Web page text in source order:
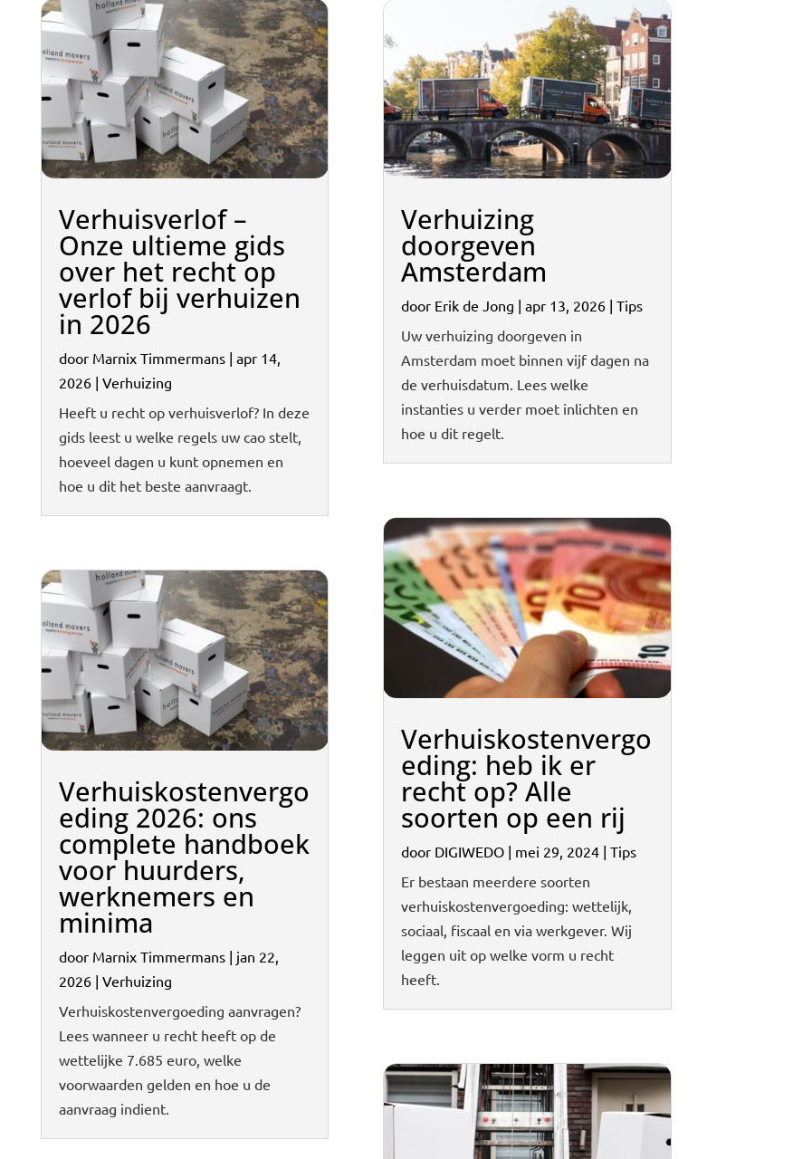
Verhuisverlof –
Onze ultieme gids
over het recht op
verlof bij verhuizen
in 2026
door Marnix Timmermans| apr 14,
2026| Verhuizing
Heeft u recht op verhuisverlof? In deze
gids leest u welke regels uw cao stelt,
hoeveel dagen u kunt opnemen en
hoe u dit het beste aanvraagt.
Verhuiskostenvergo
eding 2026: ons
complete handboek
voor huurders,
werknemers en
minima
door Marnix Timmermans| jan 22,
2026| Verhuizing
Verhuiskostenvergoeding aanvragen?
Lees wanneer u recht heeft op de
wettelijke 7.685 euro, welke
voorwaarden gelden en hoe u de
aanvraag indient.
Verhuizing
doorgeven
Amsterdam
door Erik de Jong | apr 13, 2026| Tips
Uw verhuizing doorgeven in
Amsterdam moet binnen vijf dagen na
de verhuisdatum. Lees welke
instanties u verder moet inlichten en
hoe u dit regelt.
Verhuiskostenvergo
eding: heb ik er
recht op? Alle
soorten op een rij
door DIGIWEDO| mei 29, 2024| Tips
Er bestaan meerdere soorten
verhuiskostenvergoeding: wettelijk,
sociaal, fiscaal en via werkgever. Wij
leggen uit op welke vorm u recht
heeft.